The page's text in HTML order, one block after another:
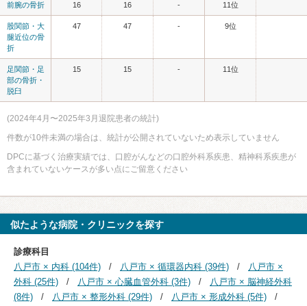
前腕の骨折 16 16 - 11位
股関節・大
腿近位の骨
折
47 47 - 9位
足関節・足
部の骨折・
脱臼
15 15 - 11位
(2024年4月〜2025年3月退院患者の統計)
件数が10件未満の場合は、統計が公開されていないため表示していません
DPCに基づく治療実績では、口腔がんなどの口腔外科系疾患、精神科系疾患が
含まれていないケースが多い点にご留意ください
似たような病院・クリニックを探す
診療科目
八戸市 × 内科 (104件)
八戸市 × 循環器内科 (39件)
八戸市 ×
外科 (25件)
八戸市 × 心臓血管外科 (3件)
八戸市 × 脳神経外科
(8件)
八戸市 × 整形外科 (29件)
八戸市 × 形成外科 (5件)